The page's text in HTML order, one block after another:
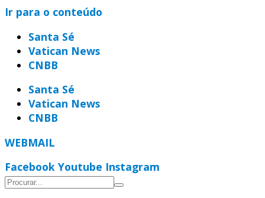
Ir para o conteúdo
Santa Sé
Vatican News
CNBB
Santa Sé
Vatican News
CNBB
WEBMAIL
Facebook Youtube Instagram